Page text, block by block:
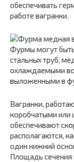
обеспечивать
работе вагранки.
Фурмы могут
стальных труб,
охлаждаемыми
выложенными в
Вагранки,
коробчатыми
обеспечивают
располагаются,
один нижний
Площадь сечения